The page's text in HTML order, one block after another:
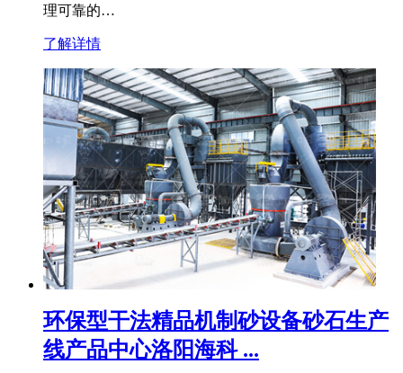
理可靠的…
了解详情
环保型干法精品机制砂设备砂石生产
线产品中心洛阳海科 ...